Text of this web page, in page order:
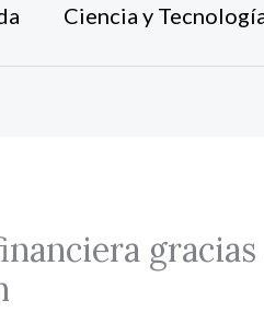
Ciencia y
gracias